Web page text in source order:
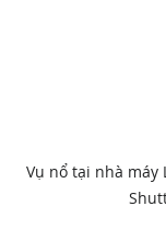
Vụ nổ tại nhà máy